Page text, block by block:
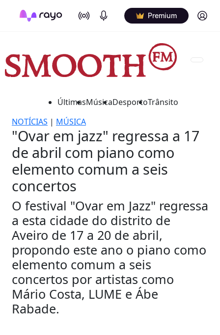
On Air Podcasts Premium Log in
ÚltimasMúsicaDesportoTrânsito
NOTÍCIAS | MÚSICA
"Ovar em jazz" regressa a 17
de abril com piano como
elemento comum a seis
concertos
O festival "Ovar em Jazz" regressa
a esta cidade do distrito de
Aveiro de 17 a 20 de abril,
propondo este ano o piano como
elemento comum a seis
concertos por artistas como
Mário Costa, LUME e Ábe
Rabade.